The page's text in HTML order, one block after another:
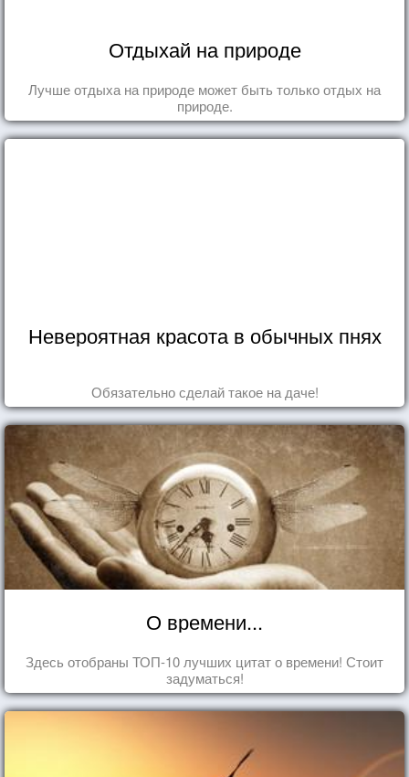
Отдыхай на природе
Лучше отдыха на природе может быть только отдых на
природе.
Невероятная красота в обычных пнях
Обязательно сделай такое на даче!
О времени...
Здесь отобраны ТОП-10 лучших цитат о времени! Стоит
задуматься!